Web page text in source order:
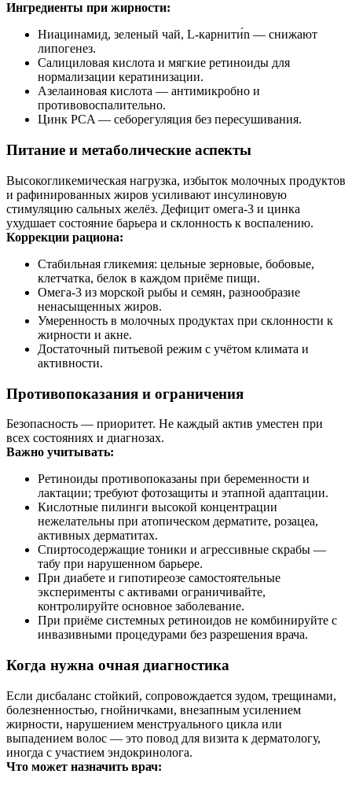
Ингредиенты при жирности:
Ниацинамид, зеленый чай, L‑карнити́n — снижают
липогенез.
Салициловая кислота и мягкие ретиноиды для
нормализации кератинизации.
Азелаиновая кислота — антимикробно и
противовоспалительно.
Цинк PCA — себорегуляция без пересушивания.
Питание и метаболические аспекты
Высокогликемическая нагрузка, избыток молочных продуктов
и рафинированных жиров усиливают инсулиновую
стимуляцию сальных желёз. Дефицит омега‑3 и цинка
ухудшает состояние барьера и склонность к воспалению.
Коррекции рациона:
Стабильная гликемия: цельные зерновые, бобовые,
клетчатка, белок в каждом приёме пищи.
Омега‑3 из морской рыбы и семян, разнообразие
ненасыщенных жиров.
Умеренность в молочных продуктах при склонности к
жирности и акне.
Достаточный питьевой режим с учётом климата и
активности.
Противопоказания и ограничения
Безопасность — приоритет. Не каждый актив уместен при
всех состояниях и диагнозах.
Важно учитывать:
Ретиноиды противопоказаны при беременности и
лактации; требуют фотозащиты и этапной адаптации.
Кислотные пилинги высокой концентрации
нежелательны при атопическом дерматите, розацеа,
активных дерматитах.
Спиртосодержащие тоники и агрессивные скрабы —
табу при нарушенном барьере.
При диабете и гипотиреозе самостоятельные
эксперименты с активами ограничивайте,
контролируйте основное заболевание.
При приёме системных ретиноидов не комбинируйте с
инвазивными процедурами без разрешения врача.
Когда нужна очная диагностика
Если дисбаланс стойкий, сопровождается зудом, трещинами,
болезненностью, гнойничками, внезапным усилением
жирности, нарушением менструального цикла или
выпадением волос — это повод для визита к дерматологу,
иногда с участием эндокринолога.
Что может назначить врач: